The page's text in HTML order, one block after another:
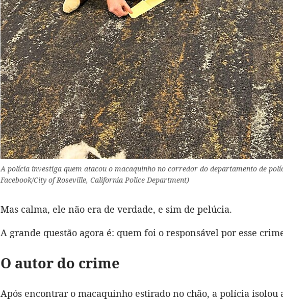
A polícia investiga quem atacou o macaquinho no corredor do departamento de
Facebook/City of Roseville, California Police Department)
Mas calma, ele não era de verdade, e sim de pelúcia.
A grande questão agora é: quem foi o responsável por esse
O autor do crime
Após encontrar o macaquinho estirado no chão, a polícia isolou